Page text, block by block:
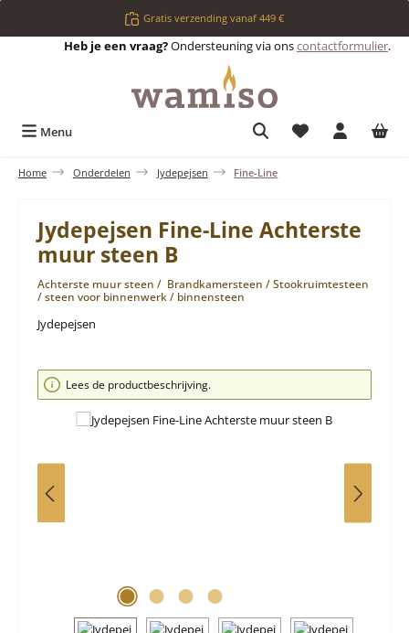
Ga naar de hoofdinhoudGratis verzending vanaf 449 €
Heb je een vraag?Ondersteuning via onscontactformulier.
Menu Je hebt 0 items
Home Onderdelen Jydepejsen Fine-Line
Jydepejsen Fine-Line Achterste
muur steen B
Achterste muur steen / Brandkamersteen / Stookruimtesteen
/ steen voor binnenwerk / binnensteen
Jydepejsen
Afbeeldingengalerij overslaan
Lees de productbeschrijving.